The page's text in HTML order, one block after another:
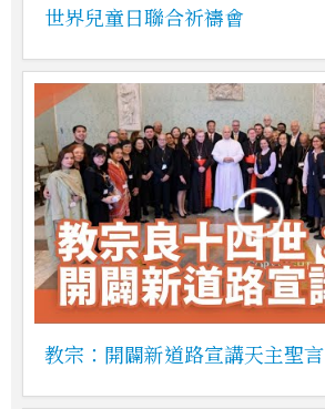
世界兒童日聯合祈禱會
教宗：開闢新道路宣講天主聖言